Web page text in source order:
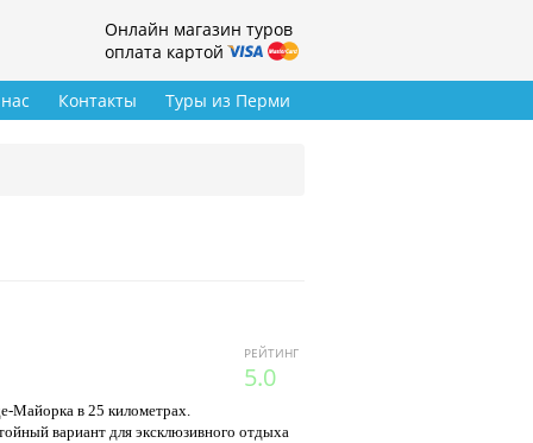
Онлайн магазин туров
оплата картой
Туры из Перми
Контакты
РЕЙТИНГ
5.0
Майорка в 25 километрах.
вариант для эксклюзивного отдыха